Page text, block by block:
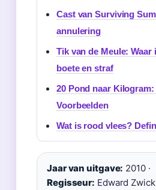
Cast van Surviving
annulering
Tik van de Meule:
boete en straf
20 Pond naar
Voorbeelden
Wat is rood vlees?
Jaar van uitgave: 2010 ·
Regisseur: Edward Zwick